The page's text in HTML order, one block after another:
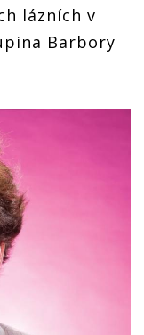
lázních v
Barbory